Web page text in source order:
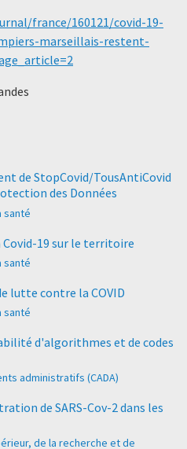
france/160121/covid-19-
marseillais-restent-
de StopCovid/TousAntiCovid
des Données
santé
19 sur le territoire
santé
lutte contre la COVID
santé
d'algorithmes et de codes
administratifs (CADA)
de SARS-Cov-2 dans les
de la recherche et de